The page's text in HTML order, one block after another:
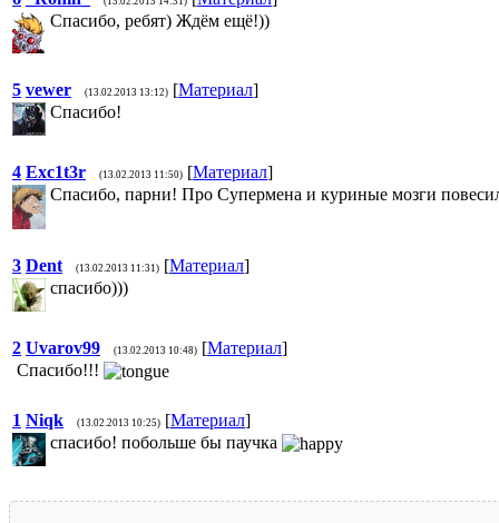
Спасибо, ребят) Ждём ещё!))
5 vewer (13.02.2013 13:12) [Материал]
Спасибо!
4 Exc1t3r (13.02.2013 11:50) [Материал]
Cпасибо, парни! Про Супермена и куриные мозги
3 Dent (13.02.2013 11:31) [Материал]
спасибо)))
2 Uvarov99 (13.02.2013 10:48) [Материал]
Спасибо!!!
1 Niqk (13.02.2013 10:25) [Материал]
спасибо! побольше бы паучка